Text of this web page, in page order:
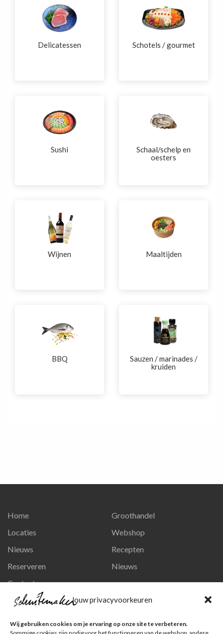
Jouw privacyvoorkeuren
Wij gebruiken cookies om je ervaring op onze site te verbeteren.
Delicatessen Schotels / gourmet
Sushi
Schaal/schelp en
oesters
Wijnen Maaltijden
BBQ
Sauzen / marinades /
kruiden
Home
Locaties
Nieuws
Reserveren
Contact
Privacy en persoonsgegevens
Groothandel
Webshop
Recepten
Nieuws
Ga naar onze pagina